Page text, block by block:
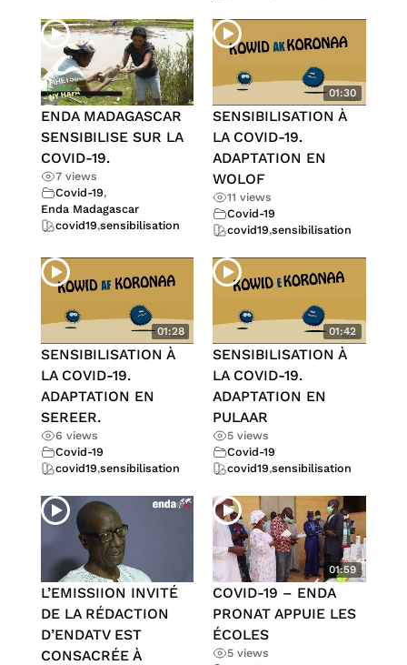
ENDA MADAGASCAR
SENSIBILISE SUR LA
COVID-19.
7 views
Covid-19,
Enda Madagascar
covid19,sensibilisation
01:30
SENSIBILISATION À
LA COVID-19.
ADAPTATION EN
WOLOF
11 views
Covid-19
covid19,sensibilisation
01:28
SENSIBILISATION À
LA COVID-19.
ADAPTATION EN
SEREER.
6 views
Covid-19
covid19,sensibilisation
01:42
SENSIBILISATION À
LA COVID-19.
ADAPTATION EN
PULAAR
5 views
Covid-19
covid19,sensibilisation
L’EMISSIION INVITÉ
DE LA RÉDACTION
D’ENDATV EST
CONSACRÉE À
01:59
COVID-19 – ENDA
PRONAT APPUIE LES
ÉCOLES
5 views